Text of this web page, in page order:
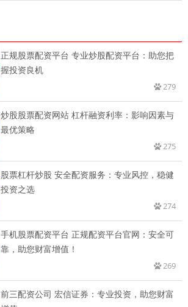
正规股票配资平台 专业炒股配资平台：助您把
握投资良机
279
炒股股票配资网站 杠杆融资利率：影响因素与
最优策略
275
股票杠杆炒股 安全配资服务：专业风控，稳健
投资之选
274
手机股票配资平台 正规配资平台官网：安全可
靠，助您财富增值！
269
前三配资公司 宏信证券：专业投资，助您财富